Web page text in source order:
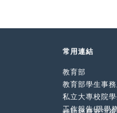
常用連結
教育部
教育部學生事
私立大專校院
工作報告(限學